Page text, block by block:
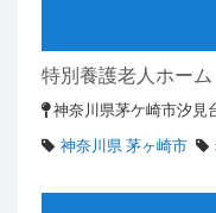
特別養護老人ホー
神奈川県茅ケ崎市汐見
神奈川県 茅ヶ崎市